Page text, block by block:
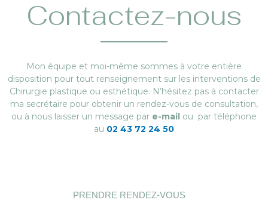
Contactez-nous
Mon équipe et moi-même sommes à votre entière
disposition pour tout renseignement sur les interventions de
Chirurgie plastique ou esthétique. N’hésitez pas à contacter
ma secrétaire pour obtenir un rendez-vous de consultation,
ou à nous laisser un message par e-mail ou par téléphone
au 02 43 72 24 50
PRENDRE RENDEZ-VOUS